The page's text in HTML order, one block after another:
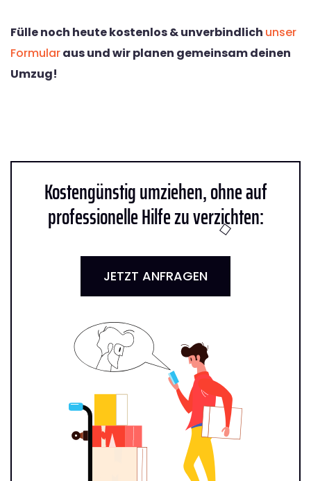
Fülle noch heute kostenlos & unverbindlich unser
Formularaus und wir planen gemeinsam deinen
Umzug!
Kostengünstig umziehen, ohne auf
professionelle Hilfe zu verzichten:
JETZT ANFRAGEN